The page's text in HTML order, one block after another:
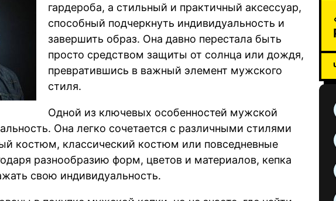
гардероба, а стильный и практичный аксессуар,
способный подчеркнуть индивидуальность и
завершить образ. Она давно перестала быть
просто средством защиты от солнца или дождя,
превратившись в важный элемент мужского
стиля.
Одной из ключевых особенностей мужской
Она легко сочетается с различными стилями
костюм, классический костюм или повседневные
разнообразию форм, цветов и материалов, кепка
свою индивидуальность.